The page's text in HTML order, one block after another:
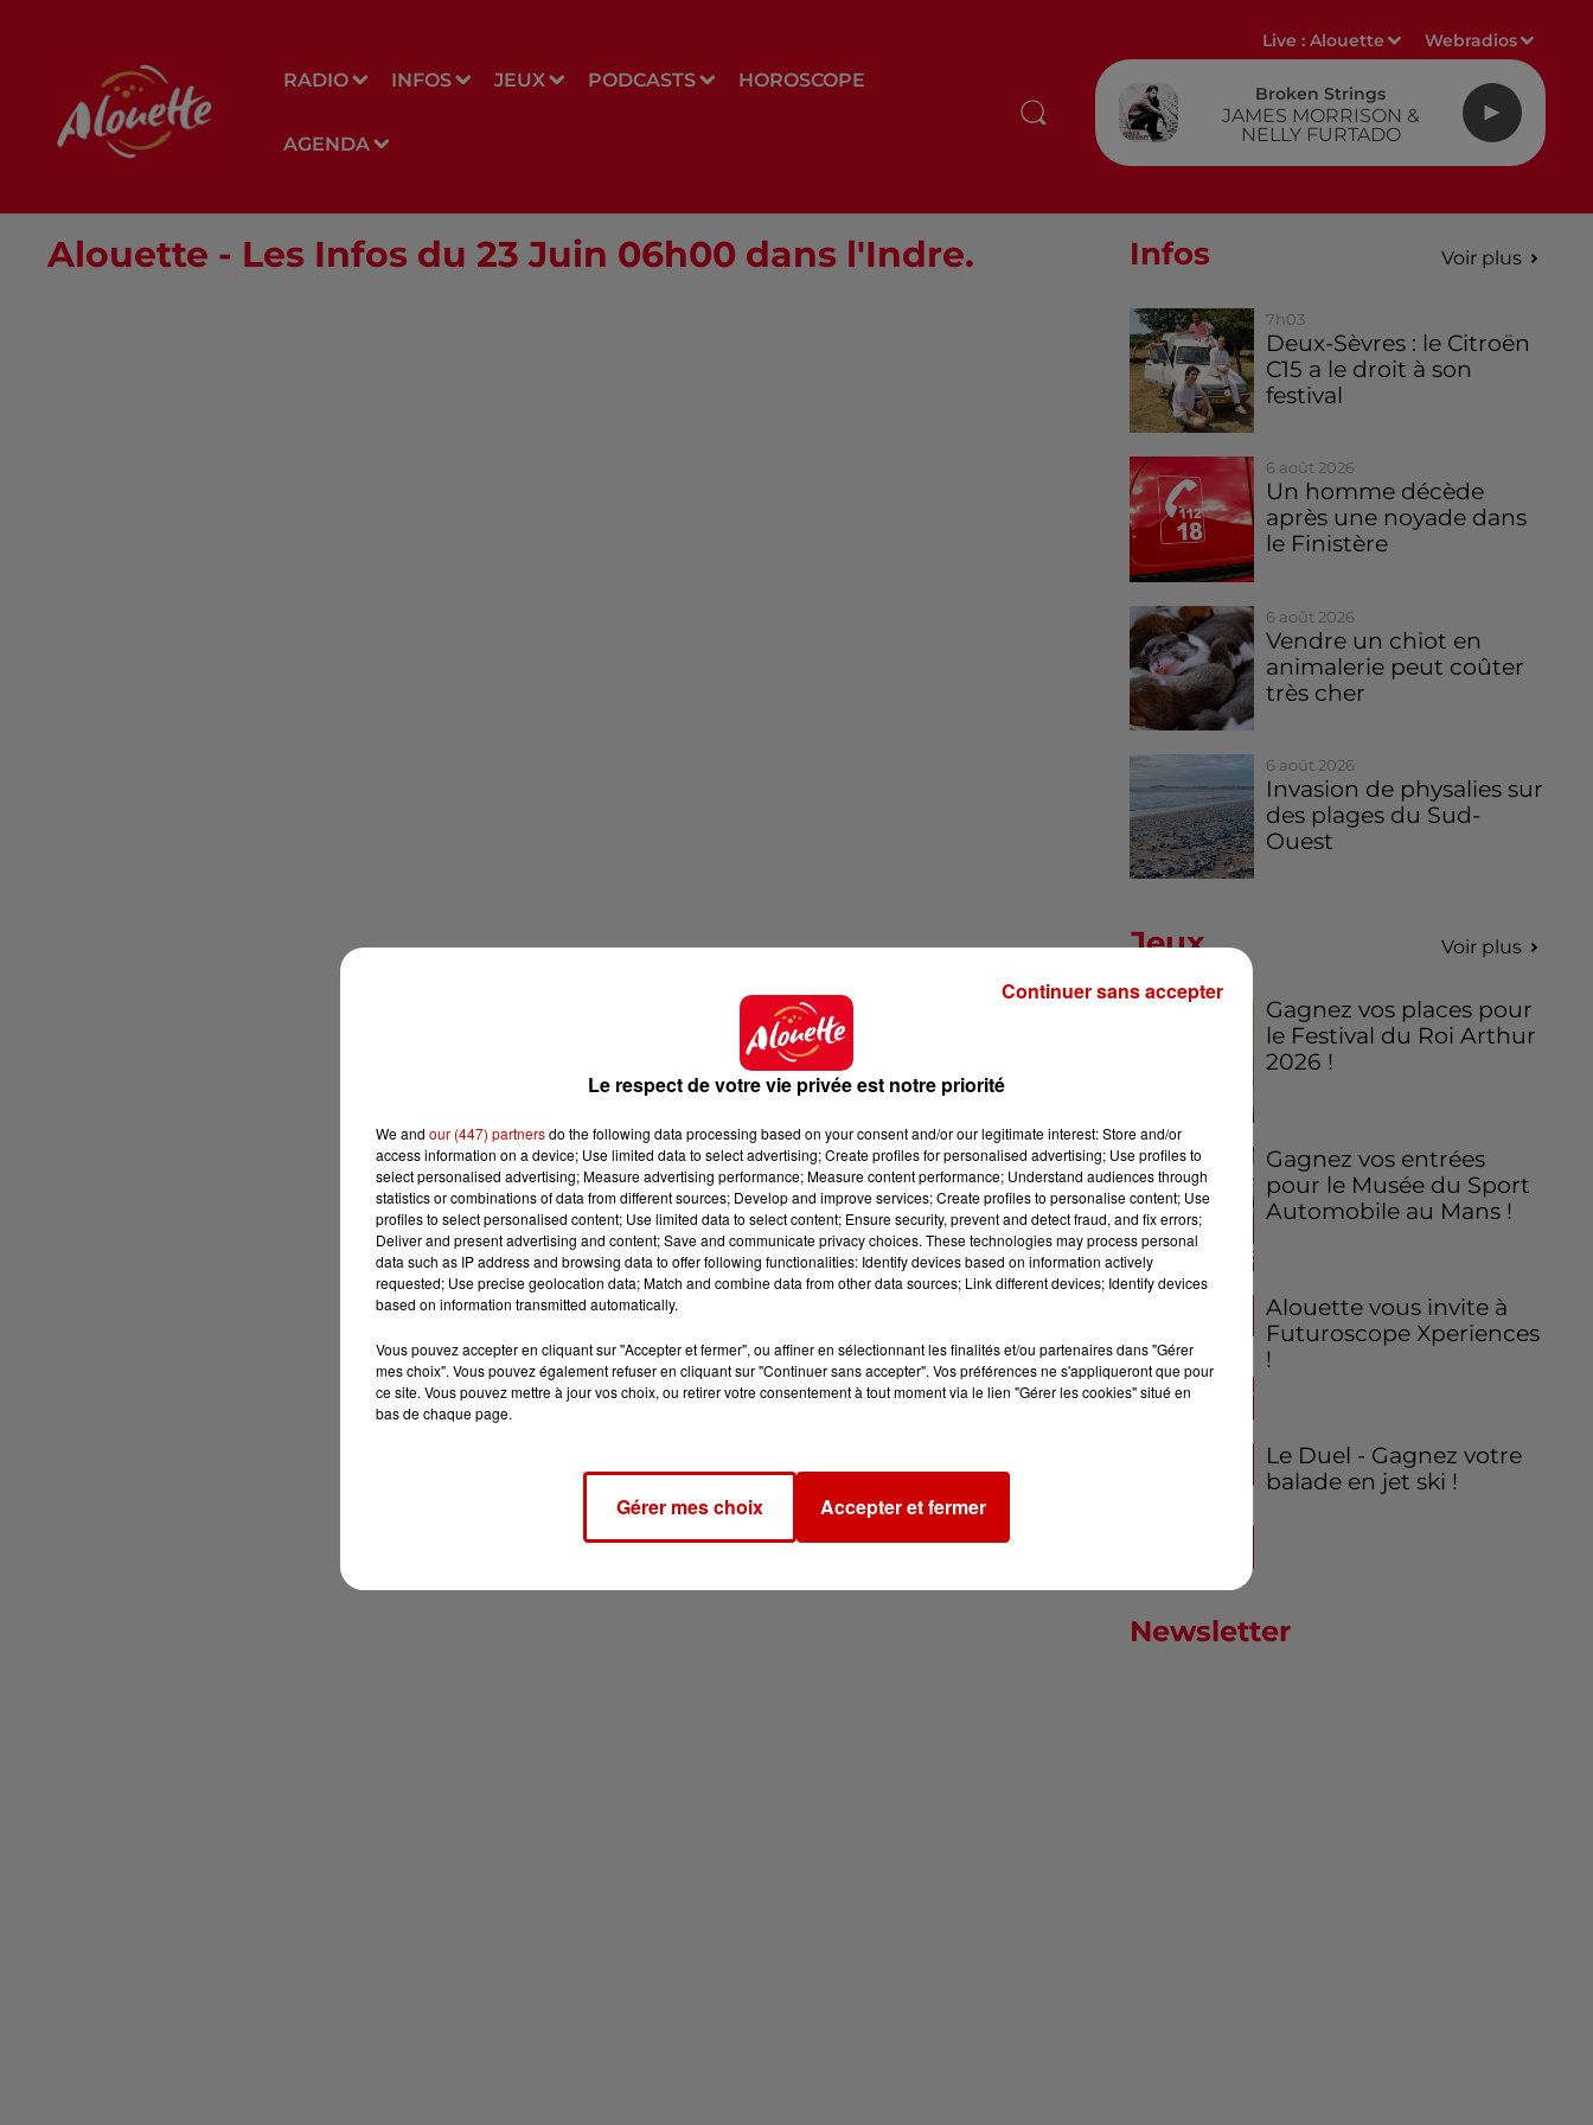
RADIO INFOS JEUX PODCASTS HOROSCOPE
AGENDA
Live :Alouette Webradios
Broken Strings
JAMES MORRISON &
NELLY FURTADO
Alouette - Les Infos du 23 Juin 06h00 dans l'Indre. Infos Voir plus
7h03
Deux-Sèvres : le Citroën
C15 a le droit à son
festival
6 août 2026
Un homme décède
après une noyade dans
le Finistère
6 août 2026
Vendre un chiot en
animalerie peut coûter
très cher
6 août 2026
Invasion de physalies sur
des plages du Sud-
Ouest
Jeux Voir plus
Gagnez vos places pour
le Festival du Roi Arthur
2026 !
Gagnez vos entrées
pour le Musée du Sport
Automobile au Mans !
Alouette vous invite à
Futuroscope Xperiences
!
Le Duel - Gagnez votre
balade en jet ski !
Newsletter
Le respect de votre vie privée est notre priorité
We and our (447) partnersdo the following data processing based on your consent and/or our legitimate interest: Store and/or
access information on a device; Use limited data to select advertising; Create profiles for personalised advertising; Use profiles to
select personalised advertising; Measure advertising performance; Measure content performance; Understand audiences through
statistics or combinations of data from different sources; Develop and improve services; Create profiles to personalise content; Use
profiles to select personalised content; Use limited data to select content; Ensure security, prevent and detect fraud, and fix errors;
Deliver and present advertising and content; Save and communicate privacy choices. These technologies may process personal
data such as IP address and browsing data to offer following functionalities: Identify devices based on information actively
requested; Use precise geolocation data; Match and combine data from other data sources; Link different devices; Identify devices
based on information transmitted automatically.
Vous pouvez accepter en cliquant sur "Accepter et fermer", ou affiner en sélectionnant les finalités et/ou partenaires dans "Gérer
mes choix". Vous pouvez également refuser en cliquant sur "Continuer sans accepter". Vos préférences ne s'appliqueront que pour
ce site. Vous pouvez mettre à jour vos choix, ou retirer votre consentement à tout moment via le lien "Gérer les cookies" situé en
bas de chaque page.
Gérer mes choix Accepter et fermer
Continuer sans accepter